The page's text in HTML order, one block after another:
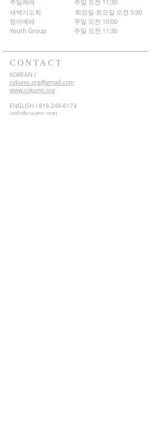
CONTACT
주일예배 주일 오전 11:30
새벽기도회
화요일-토요일 오전 5:30
영어예배 주일 오전 10:00
​Youth Group
주일 오전 11:30
KOREAN /
cvkumc.org@gmail.com
www.cvkumc.org
ENGLISH /818-249-6173
(info@cvumc.org)